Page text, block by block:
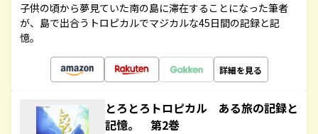
子供の頃から夢見ていた南の島に滞在することになった筆者
が、島で出合うトロピカルでマジカルな45日間の記録と記
憶。
詳細を見る
とろとろトロピカル ある旅の記録と
記憶。 第2巻